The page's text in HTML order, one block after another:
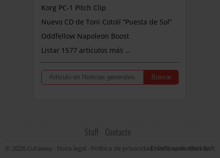
Korg PC-1 Pitch Clip
Nuevo CD de Toni Cotolí “Puesta de Sol”
Oddfellow Napoleon Boost
Listar 1577 artículos más …
Staff Contacto
© 2026 Cutaway · Nota legal · Política de privacidad·Política de cookies
Diseño web: Albin Soft